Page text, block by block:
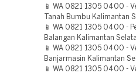
📱 WA 0821 1305 0400 -
Tanah Bumbu Kalimantan
📱 WA 0821 1305 0400 -
Balangan Kalimantan
📱 WA 0821 1305 0400 -
Banjarmasin Kalimantan
📱 WA 0821 1305 0400 -